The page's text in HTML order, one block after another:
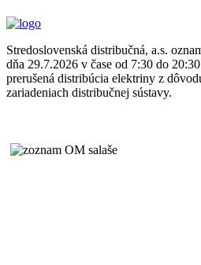
Stredoslovenská distribučná, a.s.
dňa 29.7.2026 v čase od 7:30 do
prerušená distribúcia elektriny z
zariadeniach distribučnej sústavy.